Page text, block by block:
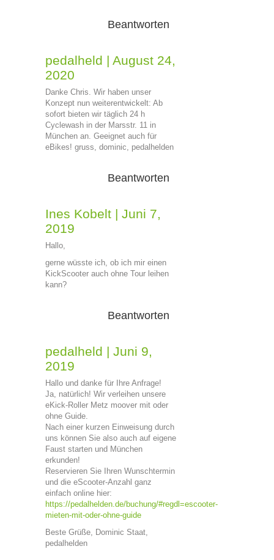
Beantworten
pedalheld | August 24,
2020
Danke Chris. Wir haben unser
Konzept nun weiterentwickelt: Ab
sofort bieten wir täglich 24 h
Cyclewash in der Marsstr. 11 in
München an. Geeignet auch für
eBikes! gruss, dominic, pedalhelden
Beantworten
Ines Kobelt | Juni 7,
2019
Hallo,
gerne wüsste ich, ob ich mir einen
KickScooter auch ohne Tour leihen
kann?
Beantworten
pedalheld | Juni 9,
2019
Hallo und danke für Ihre Anfrage!
Ja, natürlich! Wir verleihen unsere
eKick-Roller Metz moover mit oder
ohne Guide.
Nach einer kurzen Einweisung durch
uns können Sie also auch auf eigene
Faust starten und München
erkunden!
Reservieren Sie Ihren Wunschtermin
und die eScooter-Anzahl ganz
einfach online hier:
https://pedalhelden.de/buchung/#regdl=escooter-
mieten-mit-oder-ohne-guide
Beste Grüße, Dominic Staat,
pedalhelden